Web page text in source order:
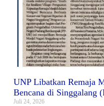
UNP Libatkan Remaja
Bencana di Singgalang
Juli 24, 2026